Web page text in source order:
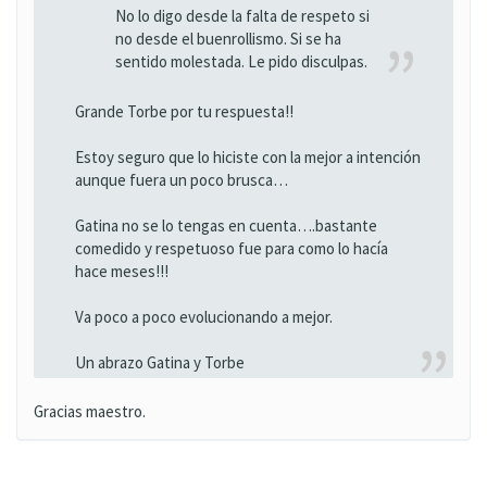
No lo digo desde la falta de respeto si
no desde el buenrollismo. Si se ha
sentido molestada. Le pido disculpas.
Grande Torbe por tu respuesta!!
Estoy seguro que lo hiciste con la mejor a intención
aunque fuera un poco brusca…
Gatina no se lo tengas en cuenta….bastante
comedido y respetuoso fue para como lo hacía
hace meses!!!
Va poco a poco evolucionando a mejor.
Un abrazo Gatina y Torbe
Gracias maestro.